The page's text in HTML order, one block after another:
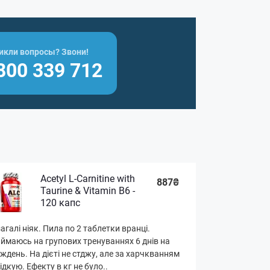
вопросы? Звони!
339 712
Acetyl L-Carnitine with
Taurine & Vitamin B6 -
120 капс
887₴
ніяк. Пила по 2 таблетки вранці.
на групових тренуваннях 6 днів на
На дієті не стджу, але за харчкванням
Ефекту в кг не було..